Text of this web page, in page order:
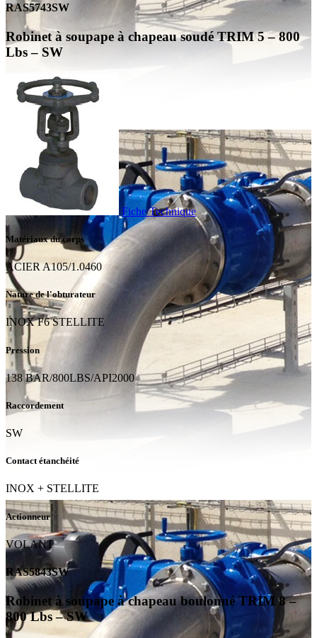
RAS5743SW
Robinet à soupape à chapeau soudé TRIM 5 – 800
Lbs – SW
Fiche Technique
Matériaux du corps
ACIER A105/1.0460
Nature de l'obturateur
INOX F6 STELLITE
Pression
138 BAR/800LBS/API2000
Raccordement
SW
Contact étanchéité
INOX + STELLITE
Actionneur
VOLANT
RAS5843SW
Robinet à soupape à chapeau boulonné TRIM 8 –
800 Lbs – SW